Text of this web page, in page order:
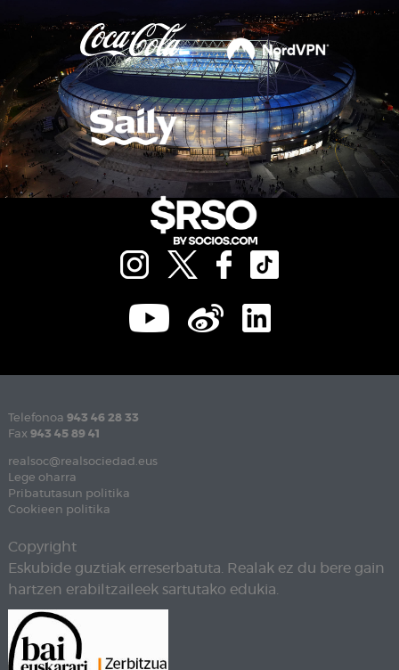
Telefonoa 943 46 28 33
Fax 943 45 89 41
realsoc@realsociedad.eus
Lege oharra
Pribatutasun politika
Cookieen politika
Copyright
Eskubide guztiak erreserbatuta. Realak ez du bere gain
hartzen erabiltzaileek sartutako edukia.